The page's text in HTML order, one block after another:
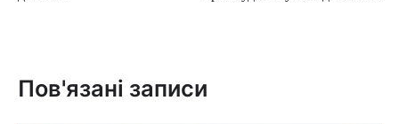
Пов'язані записи